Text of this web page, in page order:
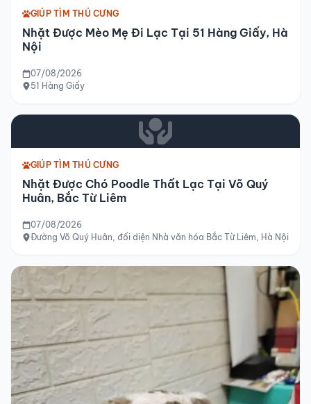
GIÚP TÌM THÚ CƯNG
Nhặt Được Mèo Mẹ Đi Lạc Tại 51 Hàng Giấy, Hà
Nội
07/08/2026
51 Hàng Giấy
GIÚP TÌM THÚ CƯNG
Nhặt Được Chó Poodle Thất Lạc Tại Võ Quý
Huân, Bắc Từ Liêm
07/08/2026
Đường Võ Quý Huân, đối diện Nhà văn hóa Bắc Từ Liêm, Hà Nội